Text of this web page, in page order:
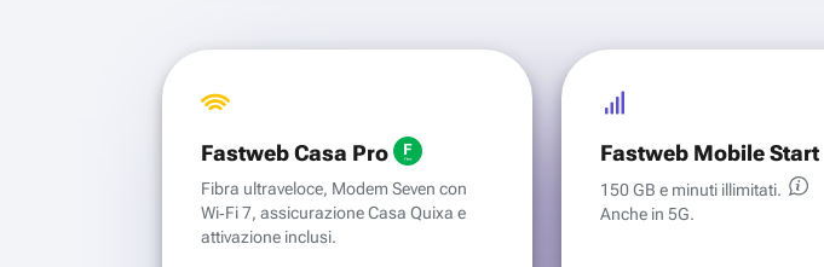
Fastweb Casa Pro
Fibra ultraveloce, Modem Seven con
Wi‑Fi 7, assicurazione Casa Quixa e
attivazione inclusi.
Fastweb Mobile Start
150 GB e minuti illimitati.
Anche in 5G.